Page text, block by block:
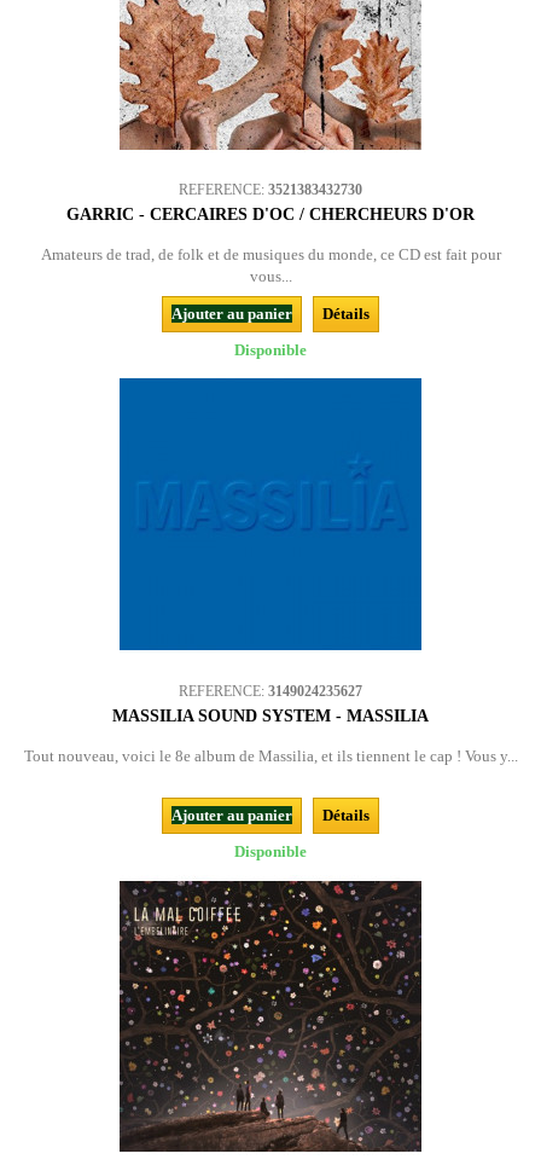
REFERENCE: 3521383432730
GARRIC - CERCAIRES D'OC / CHERCHEURS D'OR
Amateurs de trad, de folk et de musiques du monde, ce CD est fait pour
vous...
Ajouter au panier
Détails
Disponible
REFERENCE: 3149024235627
MASSILIA SOUND SYSTEM - MASSILIA
Tout nouveau, voici le 8e album de Massilia, et ils tiennent le cap ! Vous y...
Ajouter au panier
Détails
Disponible